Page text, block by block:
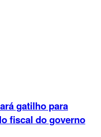
gatilho para
fiscal do governo